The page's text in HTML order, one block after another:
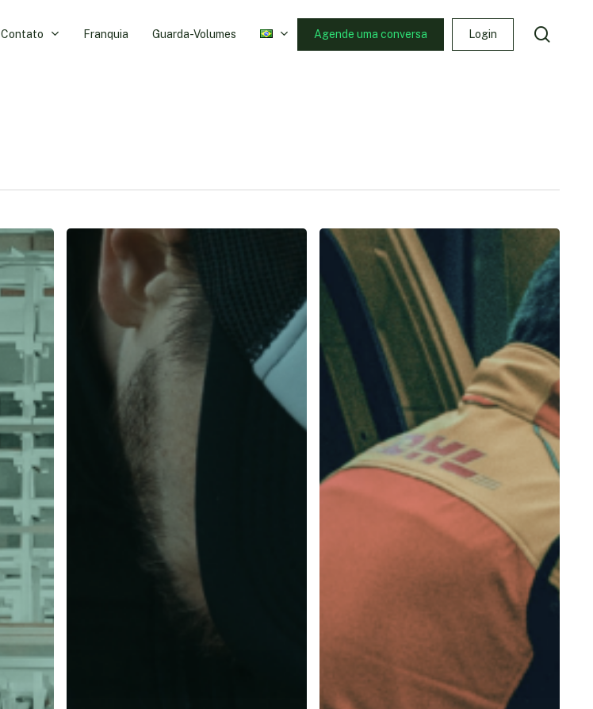
Contato Franquia Guarda-Volumes Agende uma conversa Login